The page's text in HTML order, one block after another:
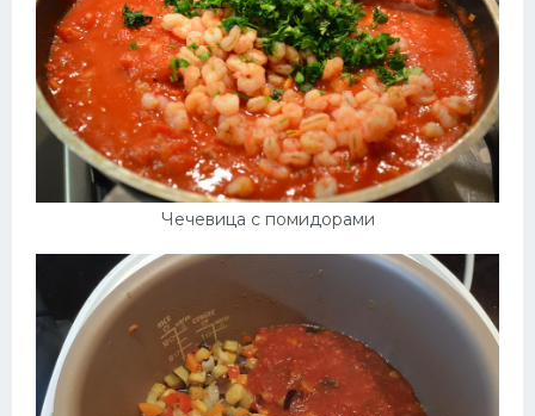
Чечевица с помидорами